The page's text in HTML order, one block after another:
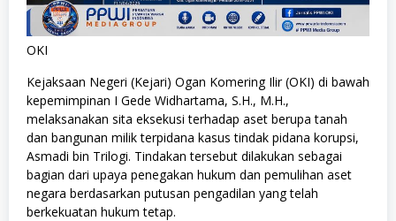
OKI
Kejaksaan Negeri (Kejari) Ogan Komering Ilir (OKI) di bawah
kepemimpinan I Gede Widhartama, S.H., M.H.,
melaksanakan sita eksekusi terhadap aset berupa tanah
dan bangunan milik terpidana kasus tindak pidana korupsi,
Asmadi bin Trilogi. Tindakan tersebut dilakukan sebagai
bagian dari upaya penegakan hukum dan pemulihan aset
negara berdasarkan putusan pengadilan yang telah
berkekuatan hukum tetap.